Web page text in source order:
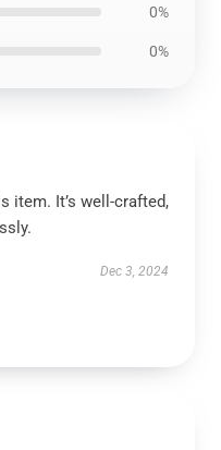
0%
0%
item. It’s well-crafted,
Dec 3, 2024